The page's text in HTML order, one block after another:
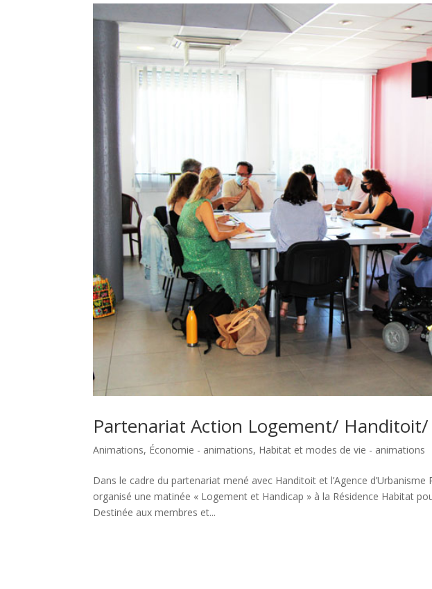
Partenariat Action Logement/ Handitoit/
Animations, Économie - animations, Habitat et modes de vie - animations
Dans le cadre du partenariat mené avec Handitoit et l’Agence
organisé une matinée « Logement et Handicap » à la Résidence Habitat
Destinée aux membres et...